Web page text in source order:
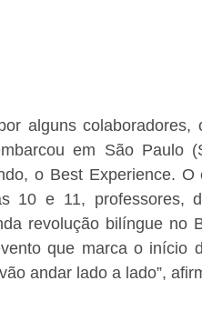
alguns
em São Paulo
o Best Experience.
10 e 11, professores,
revolução bilíngue no
que marca o início
andar lado a lado”,